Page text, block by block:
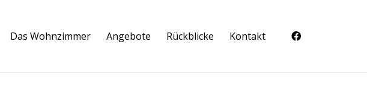
Das Wohnzimmer Angebote Rückblicke Kontakt